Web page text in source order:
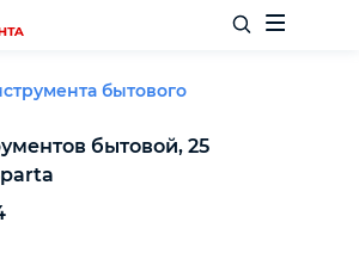
бытового
бытовой, 25